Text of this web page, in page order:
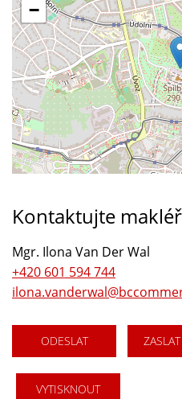
−
Kontaktujte
Mgr. Ilona Van Der Wal
+420 601 594 744
ODESLAT
VYTISKNOUT